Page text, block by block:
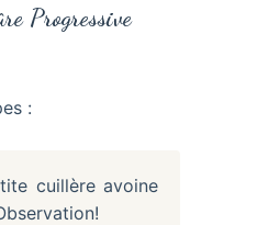
Progressive
:
cuillère avoine